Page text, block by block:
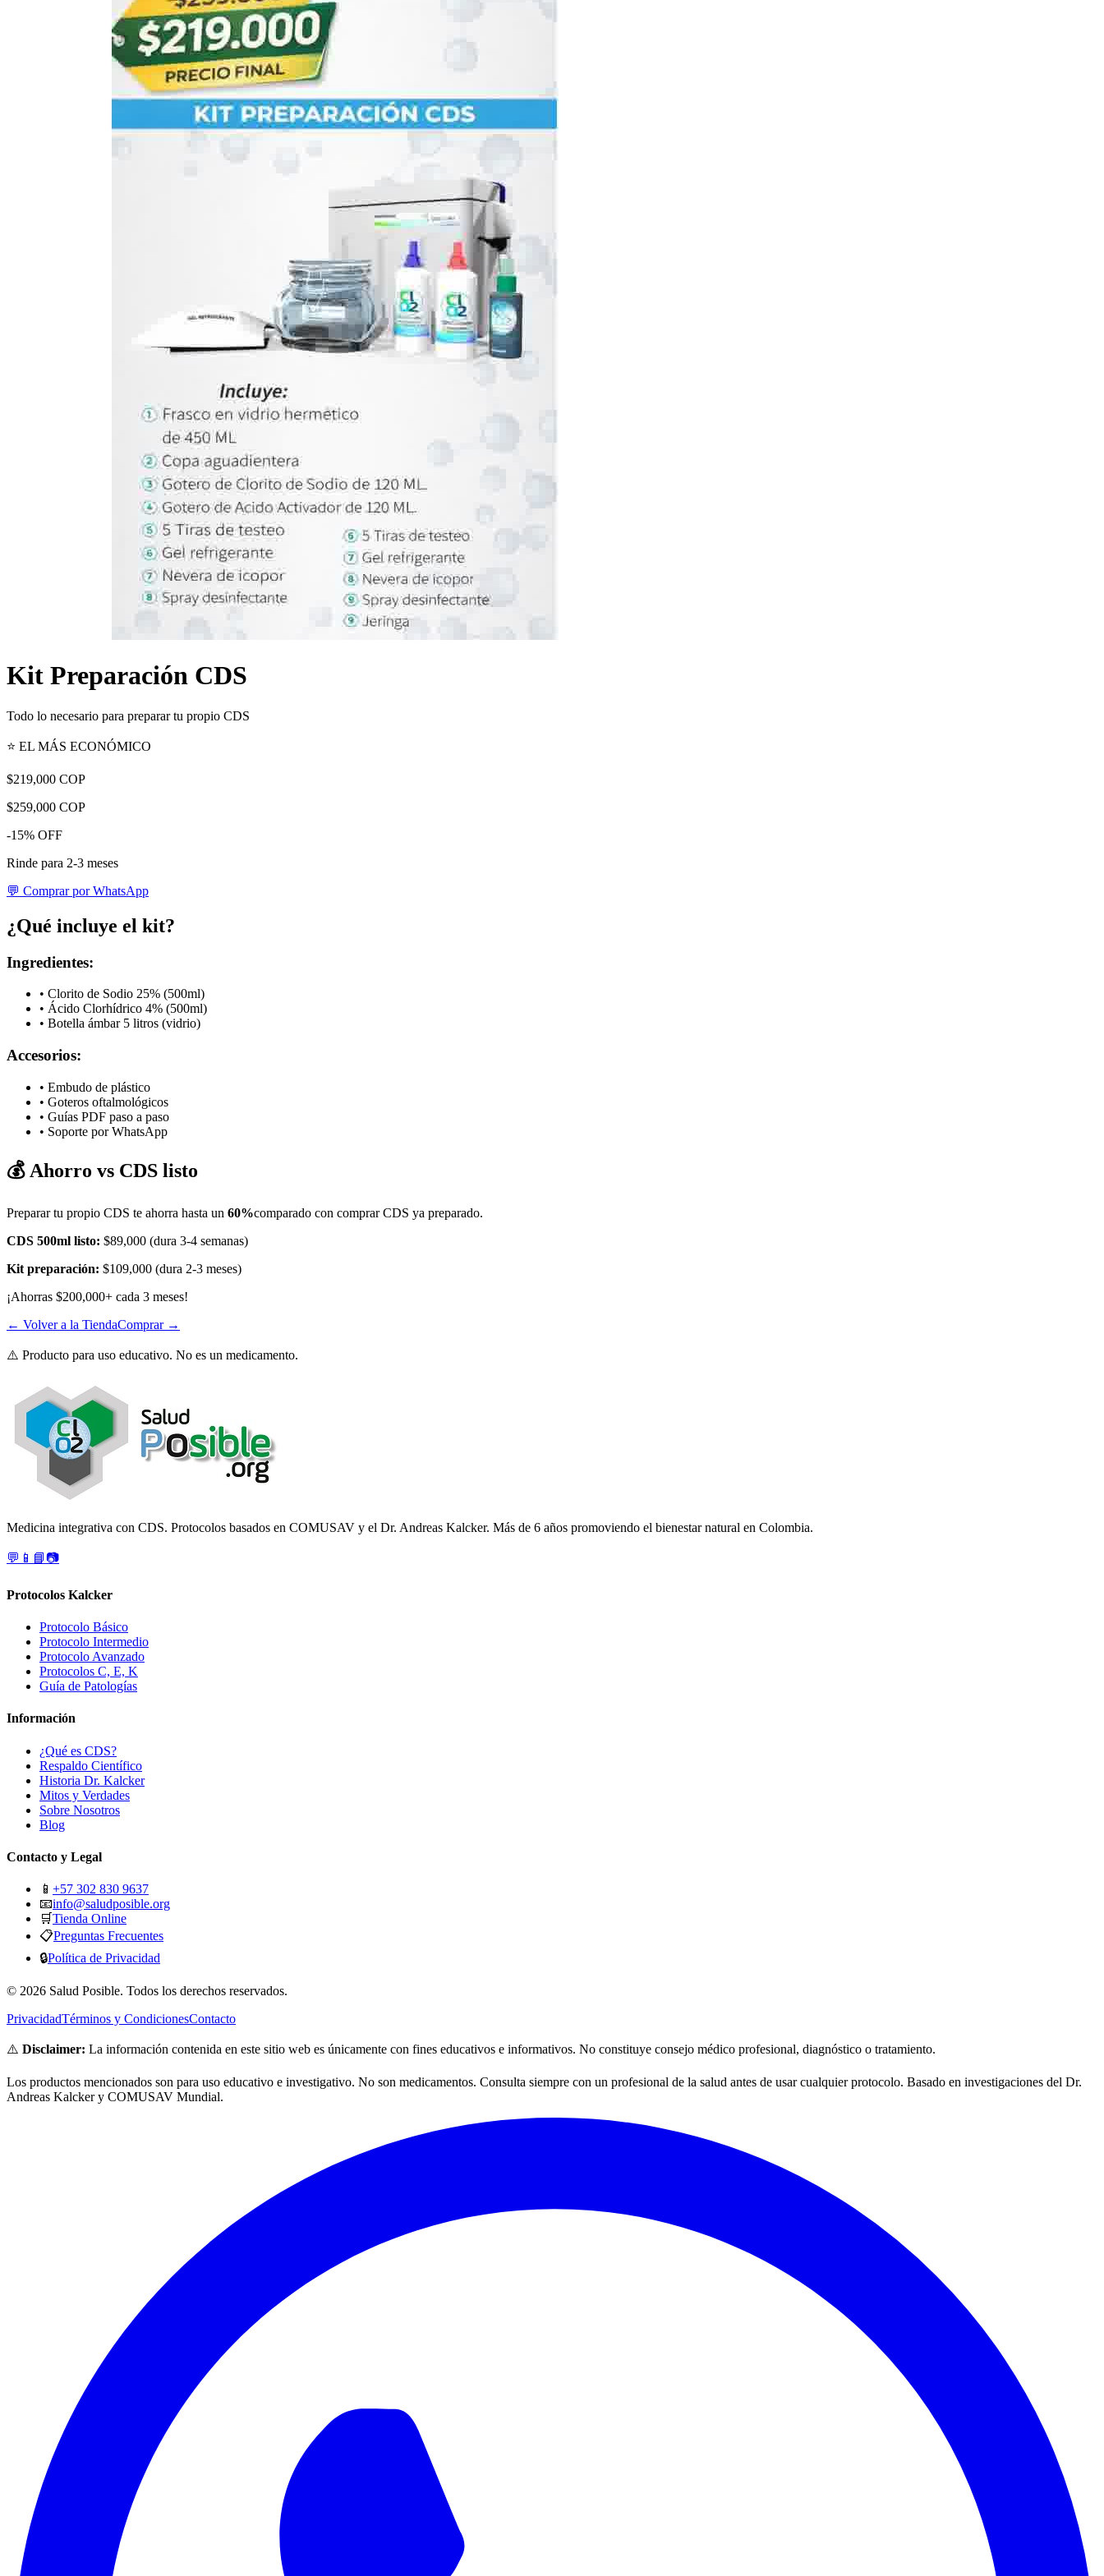
Kit Preparación CDS
Todo lo necesario para preparar tu propio CDS
⭐ EL MÁS ECONÓMICO
$219,000 COP
$259,000 COP
-15% OFF
Rinde para 2-3 meses
💬 Comprar por WhatsApp
¿Qué incluye el kit?
Ingredientes:
• Clorito de Sodio 25% (500ml)
• Ácido Clorhídrico 4% (500ml)
• Botella ámbar 5 litros (vidrio)
Accesorios:
• Embudo de plástico
• Goteros oftalmológicos
• Guías PDF paso a paso
• Soporte por WhatsApp
💰 Ahorro vs CDS listo
Preparar tu propio CDS te ahorra hasta un 60%comparado con comprar CDS ya preparado.
CDS 500ml listo: $89,000 (dura 3-4 semanas)
Kit preparación: $109,000 (dura 2-3 meses)
¡Ahorras $200,000+ cada 3 meses!
← Volver a la TiendaComprar →
⚠️ Producto para uso educativo. No es un medicamento.
Medicina integrativa con CDS. Protocolos basados en COMUSAV y el Dr. Andreas Kalcker. Más de 6 años promoviendo el bienestar natural en Colombia.
💬 📱 📘📷
Protocolos Kalcker
Protocolo Básico
Protocolo Intermedio
Protocolo Avanzado
Protocolos C, E, K
Guía de Patologías
Información
¿Qué es CDS?
Respaldo Científico
Historia Dr. Kalcker
Mitos y Verdades
Sobre Nosotros
Blog
Contacto y Legal
📱 +57 302 830 9637
📧info@saludposible.org
🛒Tienda Online
📋Preguntas Frecuentes
🔒Política de Privacidad
© 2026 Salud Posible. Todos los derechos reservados.
PrivacidadTérminos y CondicionesContacto
⚠️ Disclaimer: La información contenida en este sitio web es únicamente con fines educativos e informativos. No constituye consejo médico profesional, diagnóstico o tratamiento.
Los productos mencionados son para uso educativo e investigativo. No son medicamentos. Consulta siempre con un profesional de la salud antes de usar cualquier protocolo. Basado en investigaciones del Dr.
Andreas Kalcker y COMUSAV Mundial.